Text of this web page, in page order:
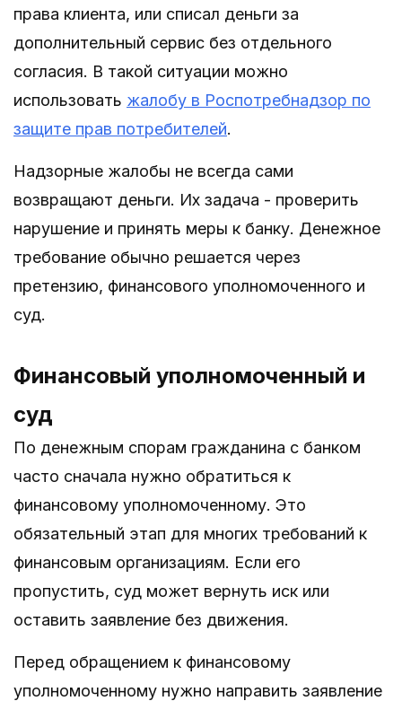
права клиента, или списал деньги за
дополнительный сервис без отдельного
согласия. В такой ситуации можно
использовать жалобу в Роспотребнадзор по
защите прав потребителей.
Надзорные жалобы не всегда сами
возвращают деньги. Их задача - проверить
нарушение и принять меры к банку. Денежное
требование обычно решается через
претензию, финансового уполномоченного и
суд.
Финансовый уполномоченный и
суд
По денежным спорам гражданина с банком
часто сначала нужно обратиться к
финансовому уполномоченному. Это
обязательный этап для многих требований к
финансовым организациям. Если его
пропустить, суд может вернуть иск или
оставить заявление без движения.
Перед обращением к финансовому
уполномоченному нужно направить заявление